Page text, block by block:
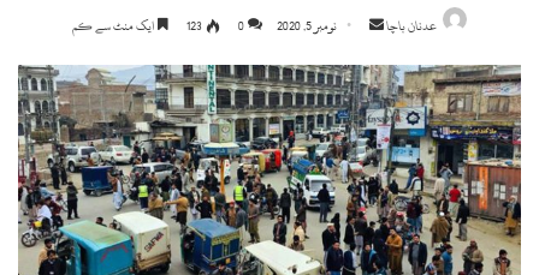
عدنان باچا
Send
email
نومبر 5, 2020 0
123 ایک منٹ سے کم